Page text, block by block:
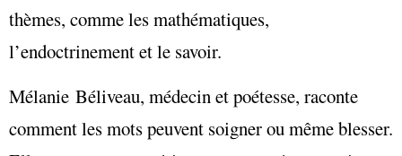
thèmes, comme les mathématiques,
l’endoctrinement et le savoir.
Mélanie Béliveau, médecin et poétesse, raconte
comment les mots peuvent soigner ou même blesser.